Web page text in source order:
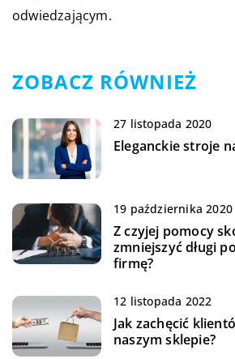
odwiedzającym.
ZOBACZ RÓWNIEŻ
27 listopada 2020
Eleganckie stroje
19 października 2020
Z czyjej pomocy
zmniejszyć długi
firmę?
12 listopada 2022
Jak zachęcić
naszym sklepie?